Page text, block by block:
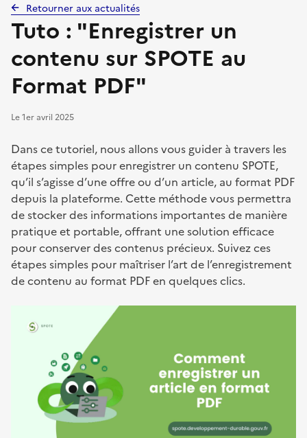
Retourner aux actualités
Tuto : "Enregistrer un
contenu sur SPOTE au
Format PDF"
Le1er avril 2025
Dans ce tutoriel, nous allons vous guider à travers les
étapes simples pour enregistrer un contenu SPOTE,
qu’il s’agisse d’une offre ou d’un article, au format PDF
depuis la plateforme. Cette méthode vous permettra
de stocker des informations importantes de manière
pratique et portable, offrant une solution efficace
pour conserver des contenus précieux. Suivez ces
étapes simples pour maîtriser l’art de l’enregistrement
de contenu au format PDF en quelques clics.